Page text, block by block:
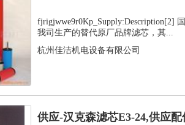
fjrigjwwe9r0Kp_Supply:Description[2]
我司生产的替代原厂品牌滤芯，其...
杭州佳洁机电设备有限公司
供应-汉克森滤芯E3-24,供应配